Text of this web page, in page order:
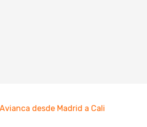
desde Madrid a Cali